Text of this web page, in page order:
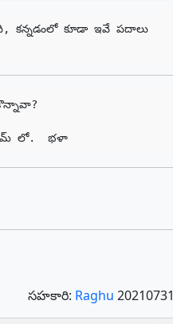
కన్నడంలో కూడా ఇవే పదాలు
లో.  భళా
సహకారి: Raghu 20210731